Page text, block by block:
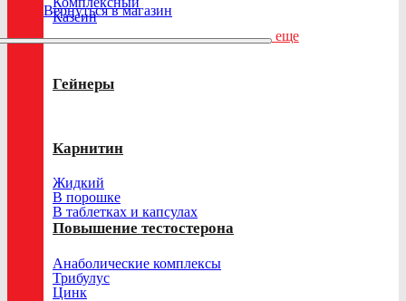
Вернуться в магазин
Казеин
еще
Гейнеры
Карнитин
Жидкий
В порошке
В таблетках и капсулах
Повышение тестостерона
Анаболические комплексы
Трибулус
Цинк